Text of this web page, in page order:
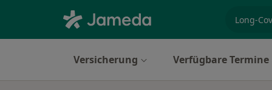
Versicherung Verfügbare Termine